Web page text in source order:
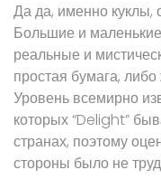
Да да, именно куклы,
Большие и
реальные и
простая бумага,
Уровень всемирно
которых “Delight”
странах, поэтому
стороны было не